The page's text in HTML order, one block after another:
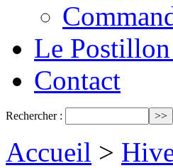
Le
Contact
Rechercher :
Accueil >